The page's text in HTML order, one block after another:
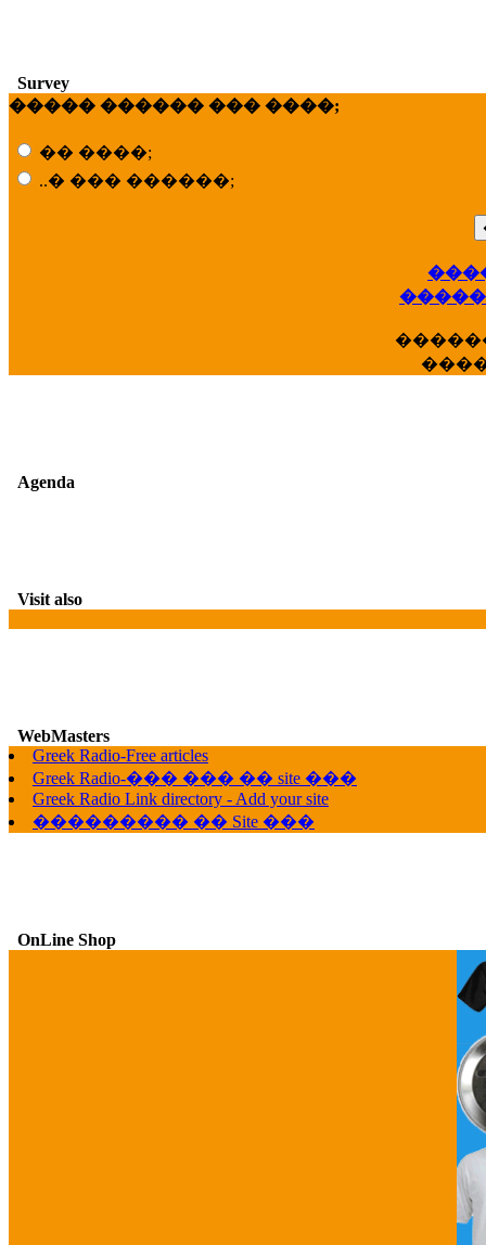
Survey
����� ������ ��� ����;
�� ����;
..� ��� ������;
Agenda
Visit also
WebMasters
Greek Radio-Free articles
Greek Radio-��� ��� �� site ���
Greek Radio Link directory - Add your site
��������� �� Site ���
OnLine Shop